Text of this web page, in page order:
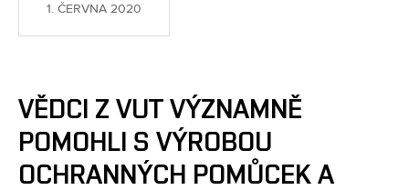
1. ČERVNA 2020
VĚDCI Z VUT VÝZNAMNĚ
POMOHLI S VÝROBOU
OCHRANNÝCH POMŮCEK A